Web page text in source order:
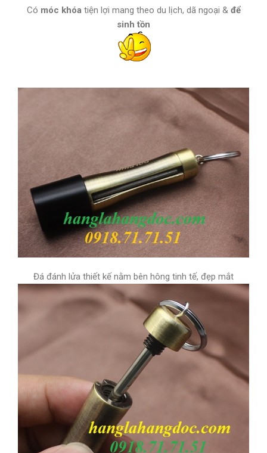
Có móc khóa tiện lợi mang theo du lịch, dã ngoại & để
sinh tồn
Đá đánh lửa thiết kế nằm bên hông tinh tế, đẹp mắt